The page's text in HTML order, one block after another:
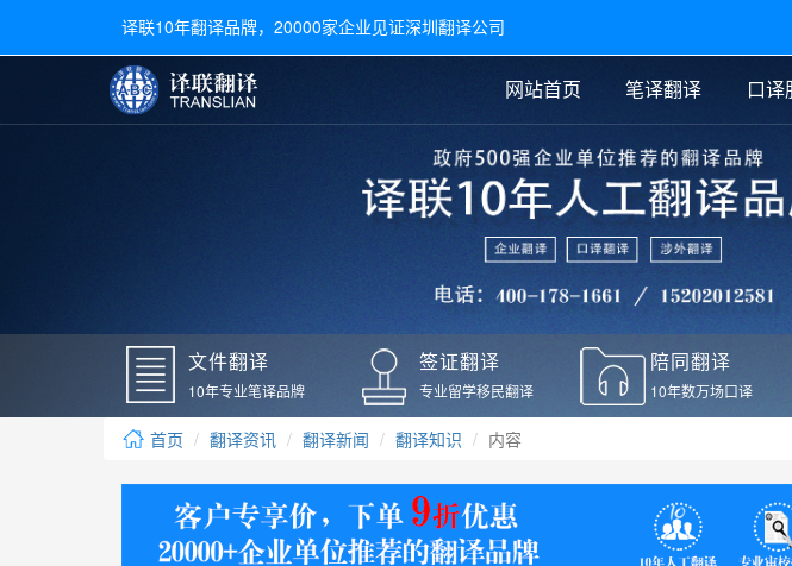
译联10年翻译品牌，20000家企业见证深圳翻译公司
网站首页 笔译翻译
文件翻译 医学翻译 法律翻译 说
口译
广交会翻译 交替传译 同声传译
常用语种翻译
日语翻译
德语翻译
老挝语翻译 泰
毕业证翻译
户口本翻译
学位证翻译
身份证翻译
签证材料翻译
银行流水翻译
驾照翻译
疫苗本翻译
新冠疫苗接种证明翻译
核酸检测报告翻译
核酸检测报告英文版翻
译
证件翻译
签证
口译新闻
翻译新闻
文件翻译
10年专业笔译品牌
签证翻译
专业留学移民翻译
陪同翻译
10年数万场口译
首页 翻译资讯 翻译新闻 翻译知识 内容